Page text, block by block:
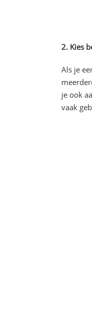
2. Kies
Als je
je ook
vaak